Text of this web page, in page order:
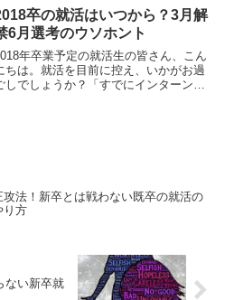
たけどなかなか内定が決まらず、次第
就活の熱が冷めてしまう...
卒の就活はいつから？3月解
6月選考のウソホント
年卒業予定の就活生の皆さん、こん
ちは。就活を目前に控え、いかがお過
しでしょうか？「すでにインターンシ
攻法！新卒とは戦わない既卒の就活の
り方
ない新卒就